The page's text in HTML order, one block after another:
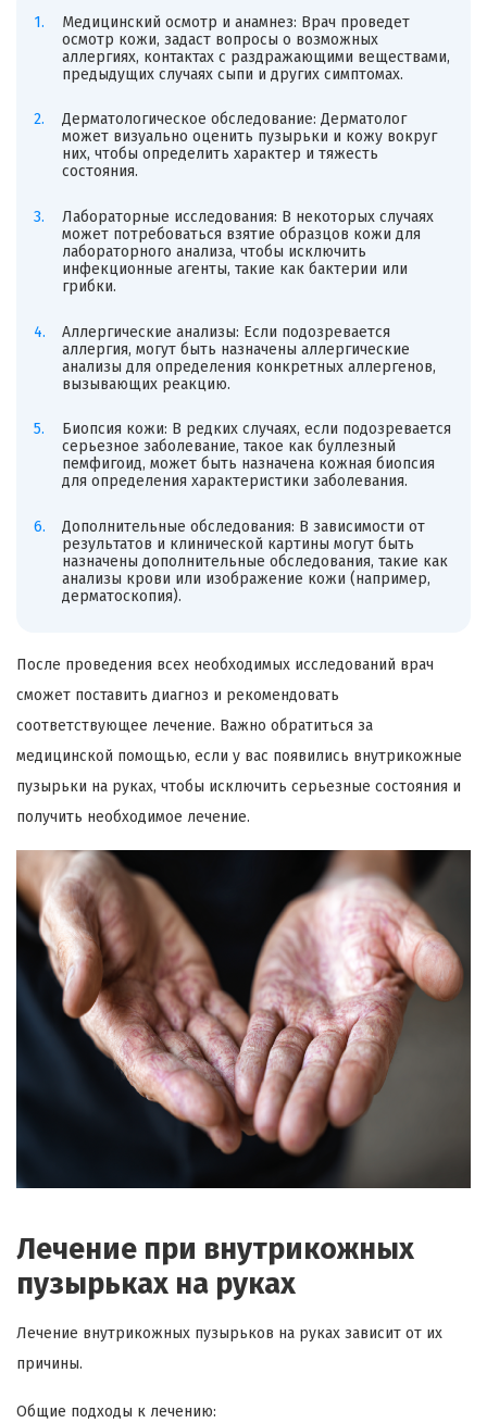
Медицинский осмотр и анамнез: Врач проведет
осмотр кожи, задаст вопросы о возможных
аллергиях, контактах с раздражающими веществами,
предыдущих случаях сыпи и других симптомах.
Дерматологическое обследование: Дерматолог
может визуально оценить пузырьки и кожу вокруг
них, чтобы определить характер и тяжесть
состояния.
Лабораторные исследования: В некоторых случаях
может потребоваться взятие образцов кожи для
лабораторного анализа, чтобы исключить
инфекционные агенты, такие как бактерии или
грибки.
Аллергические анализы: Если подозревается
аллергия, могут быть назначены аллергические
анализы для определения конкретных аллергенов,
вызывающих реакцию.
Биопсия кожи: В редких случаях, если подозревается
серьезное заболевание, такое как буллезный
пемфигоид, может быть назначена кожная биопсия
для определения характеристики заболевания.
Дополнительные обследования: В зависимости от
результатов и клинической картины могут быть
назначены дополнительные обследования, такие как
анализы крови или изображение кожи (например,
дерматоскопия).
После проведения всех необходимых исследований врач
сможет поставить диагноз и рекомендовать
соответствующее лечение. Важно обратиться за
медицинской помощью, если у вас появились внутрикожные
пузырьки на руках, чтобы исключить серьезные состояния и
получить необходимое лечение.
Лечение при внутрикожных
пузырьках на руках
Лечение внутрикожных пузырьков на руках зависит от их
причины.
Общие подходы к лечению: